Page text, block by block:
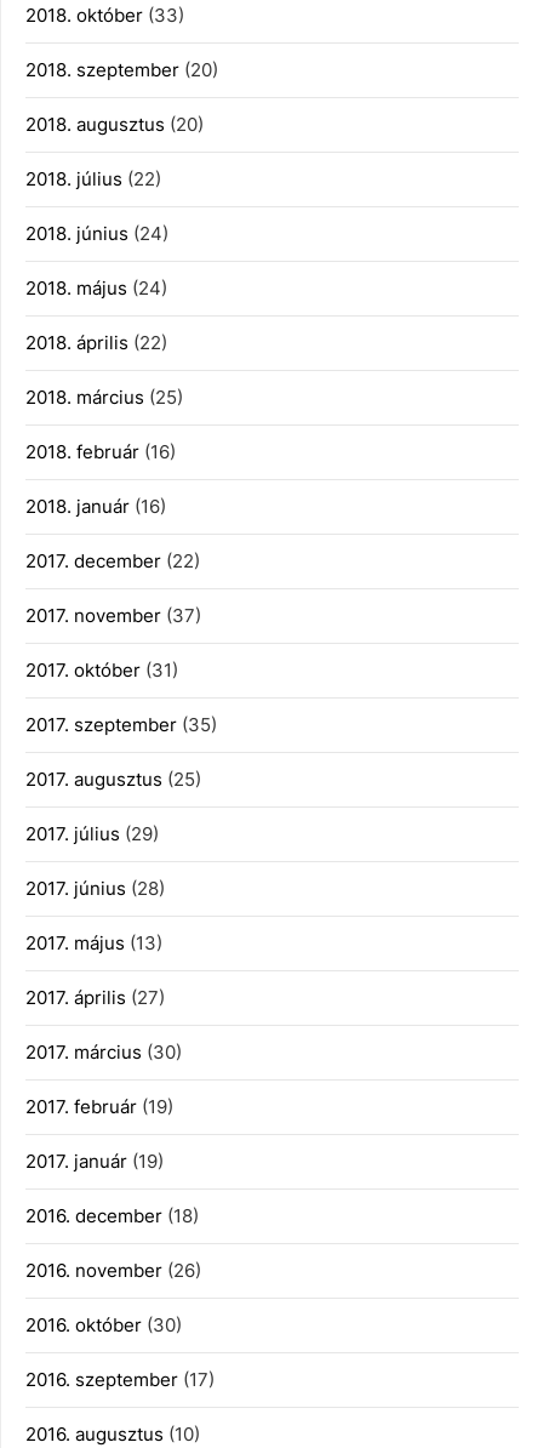
2018. október (33)
2018. szeptember (20)
2018. augusztus (20)
2018. július (22)
2018. június (24)
2018. május (24)
2018. április (22)
2018. március (25)
2018. február (16)
2018. január (16)
2017. december (22)
2017. november (37)
2017. október (31)
2017. szeptember (35)
2017. augusztus (25)
2017. július (29)
2017. június (28)
2017. május (13)
2017. április (27)
2017. március (30)
2017. február (19)
2017. január (19)
2016. december (18)
2016. november (26)
2016. október (30)
2016. szeptember (17)
2016. augusztus (10)